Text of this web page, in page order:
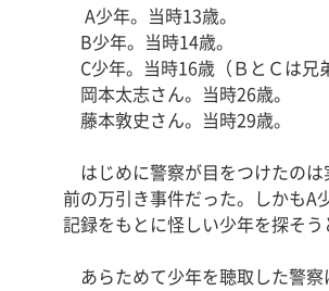
A少年。当時13歳。
B少年。当時14歳。
C少年。当時16歳（ＢとＣは兄
岡本太志さん。当時26歳。
藤本敦史さん。当時29歳。
はじめに警察が目をつけたの
前の万引き事件だった。しかもA
記録をもとに怪しい少年を探そう
あらためて少年を聴取した警